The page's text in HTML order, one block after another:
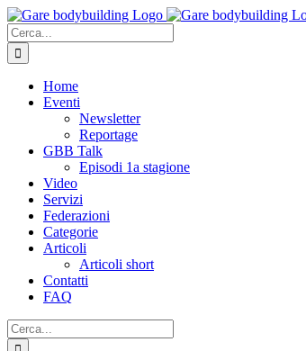
Salta
al
contenuto
Cerca
per:
Home
Eventi
Newsletter
Reportage
GBB Talk
Episodi 1a stagione
Video
Servizi
Federazioni
Categorie
Articoli
Articoli short
Contatti
FAQ
Cerca
per: